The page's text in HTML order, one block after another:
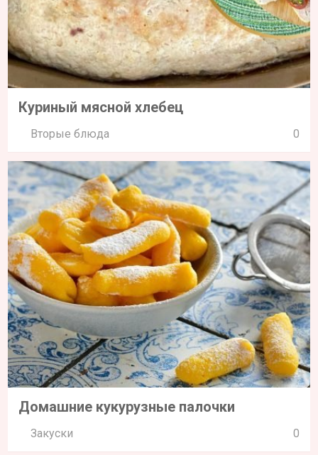
Куриный мясной хлебец
Вторые блюда 0
Домашние кукурузные палочки
Закуски 0